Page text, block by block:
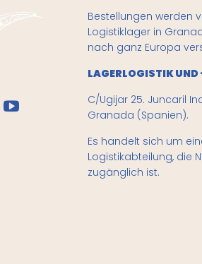
Bestellungen werden
Logistiklager in
nach ganz Europa
LAGERLOGISTIK UND
C/Ugijar 25. Juncaril
Granada (Spanien).
Es handelt sich um
Logistikabteilung, die
zugänglich ist.